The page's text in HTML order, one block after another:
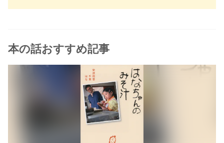
本の話おすすめ記事